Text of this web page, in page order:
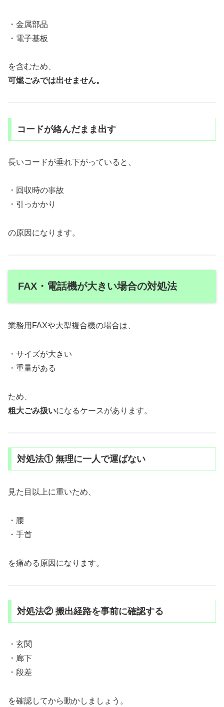
・金属部品
・電子基板
を含むため、
可燃ごみでは出せません。
コードが絡んだまま出す
長いコードが垂れ下がっていると、
・回収時の事故
・引っかかり
の原因になります。
FAX・電話機が大きい場合の対処法
業務用FAXや大型複合機の場合は、
・サイズが大きい
・重量がある
ため、
粗大ごみ扱いになるケースがあります。
対処法① 無理に一人で運ばない
見た目以上に重いため、
・腰
・手首
を痛める原因になります。
対処法② 搬出経路を事前に確認する
・玄関
・廊下
・段差
を確認してから動かしましょう。